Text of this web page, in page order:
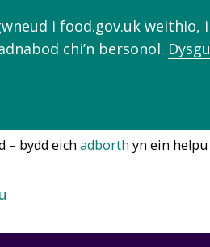
i food.gov.uk
chi’n bersonol.
– bydd eich adborth yn ein